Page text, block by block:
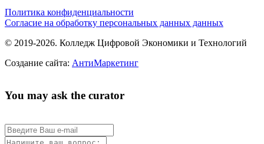
Политика конфиденциальности
Согласие на обработку персональных данных данных
© 2019-2026. Колледж Цифровой Экономики и Технологий
Создание сайта: АнтиМаркетинг
You may ask the curator